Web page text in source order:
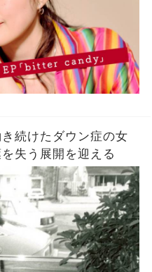
続けたダウン症の女
失う展開を迎える